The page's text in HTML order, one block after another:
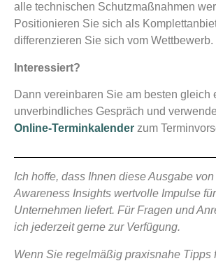
alle technischen Schutzmaßnahmen
Positionieren Sie sich als
differenzieren Sie sich vom Wettbewerb.
Interessiert?
Dann vereinbaren Sie am besten gleich
unverbindliches Gespräch und
Online-Terminkalender zum
Ich hoffe, dass Ihnen diese Ausgabe
Awareness Insights wertvolle Impulse
Unternehmen liefert. Für Fragen und
ich jederzeit gerne zur Verfügung.
Wenn Sie regelmäßig praxisnahe Tipps